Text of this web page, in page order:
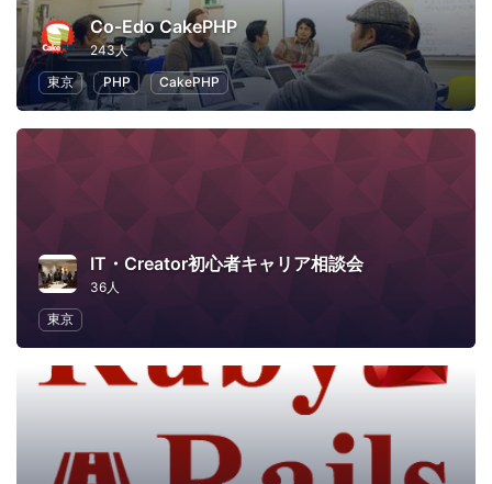
Co-Edo CakePHP
243人
東京
PHP CakePHP
IT・Creator初心者キャリア相談会
36人
東京